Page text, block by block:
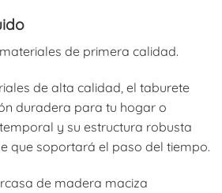
de primera calidad.
de alta calidad, el taburete
duradera para tu hogar o
y su estructura robusta
que soportará el paso del tiempo.
de madera maciza